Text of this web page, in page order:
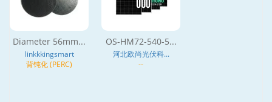
Diameter 56mm...
linkkkingsmart
背钝化 (PERC)
OS-HM72-540-5...
河北欧尚光伏科...
--